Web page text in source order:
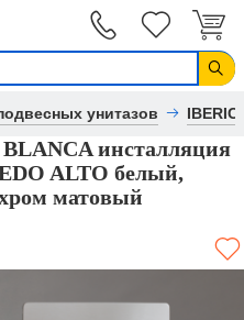
унитазов
инсталляция
ALTO белый,
матовый